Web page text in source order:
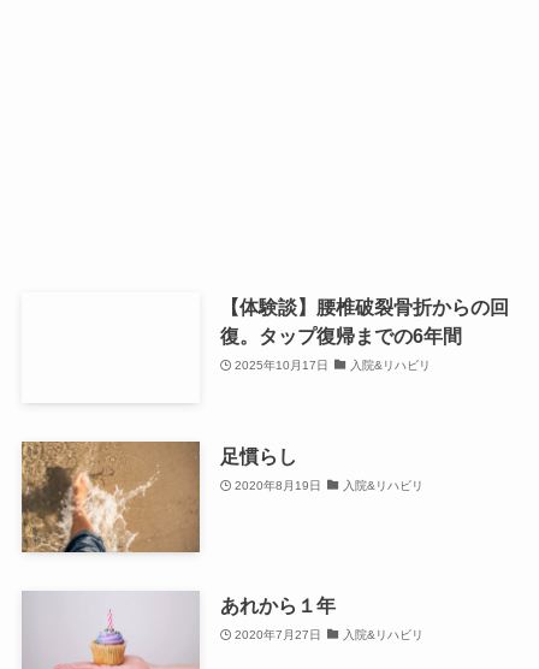
【体験談】腰椎破裂骨折からの回
復。タップ復帰までの6年間
2025年10月17日 入院&リハビリ
足慣らし
2020年8月19日 入院&リハビリ
あれから１年
2020年7月27日 入院&リハビリ